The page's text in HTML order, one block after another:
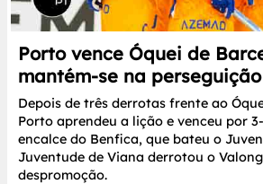
Porto vence Óquei de
mantém-se na
Depois de três derrotas frente ao
Porto aprendeu a lição e venceu por
encalce do Benfica, que bateu o
Juventude de Viana derrotou o
despromoção.